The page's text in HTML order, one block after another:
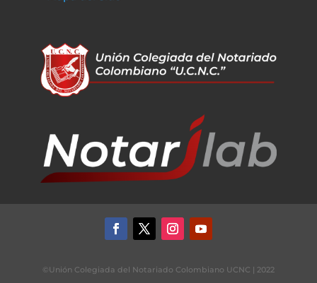
©Unión Colegiada del Notariado Colombiano UCNC | 2022